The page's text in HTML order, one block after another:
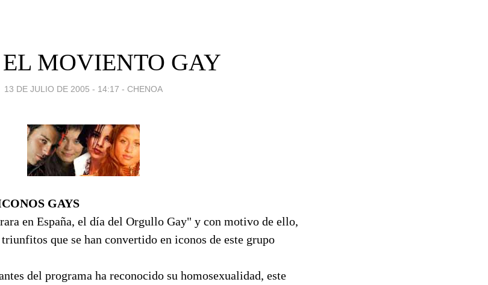
MOVIENTO GAY
13 DE JULIO DE 2005 - 14:17 - CHENOA
GAYS
en España, el día del Orgullo Gay" y con motivo de ello,
triunfitos que se han convertido en iconos de este grupo
del programa ha reconocido su homosexualidad, este